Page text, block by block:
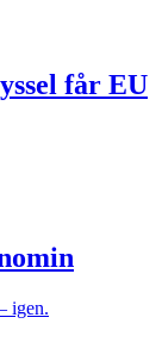
får EU
igen.